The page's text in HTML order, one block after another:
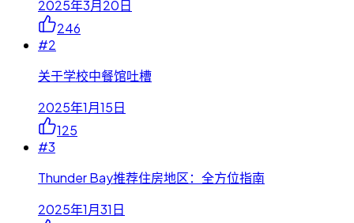
2025年3月20日
246
#2
关于学校中餐馆吐槽
2025年1月15日
125
#3
Thunder Bay推荐住房地区：全方位指南
2025年1月31日